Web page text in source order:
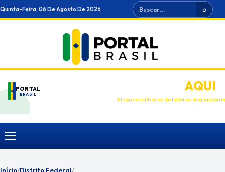
Ir
para
Quinta-Feira, 06 De Agosto De 2026 Buscar ⌕
PORTAL
BRASIL
ANUNCIEAQUI
Alcance milhares de leitores diariamente
Menu